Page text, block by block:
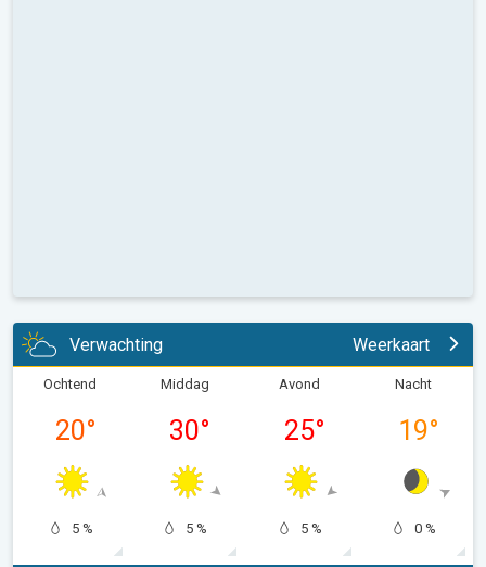
Verwachting Weerkaart
Ochtend
20°
5 %
Middag
30°
5 %
Avond
25°
5 %
Nacht
19°
0 %